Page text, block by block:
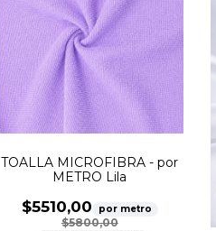
TOALLA MICROFIBRA - por
METRO Lila
$5510,00 por metro
$5800,00